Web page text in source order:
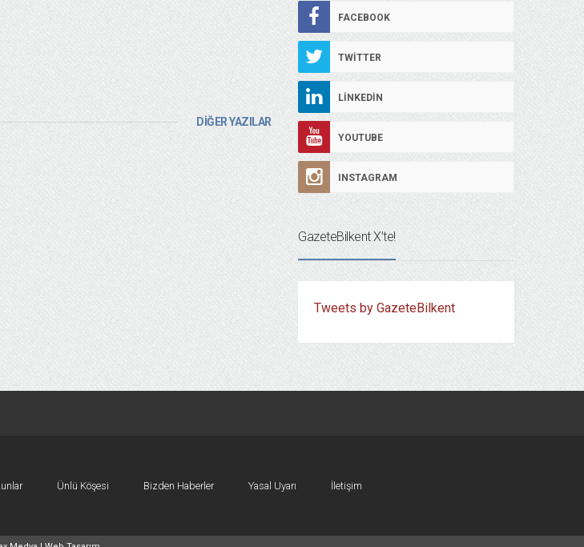
DİĞER YAZILAR
FACEBOOK
TWITTER
LINKEDIN
YOUTUBE
INSTAGRAM
GazeteBilkent X’te!
Tweets by GazeteBilkent
Ünlü Köşesi Bizden Haberler Yasal Uyarı İletişim